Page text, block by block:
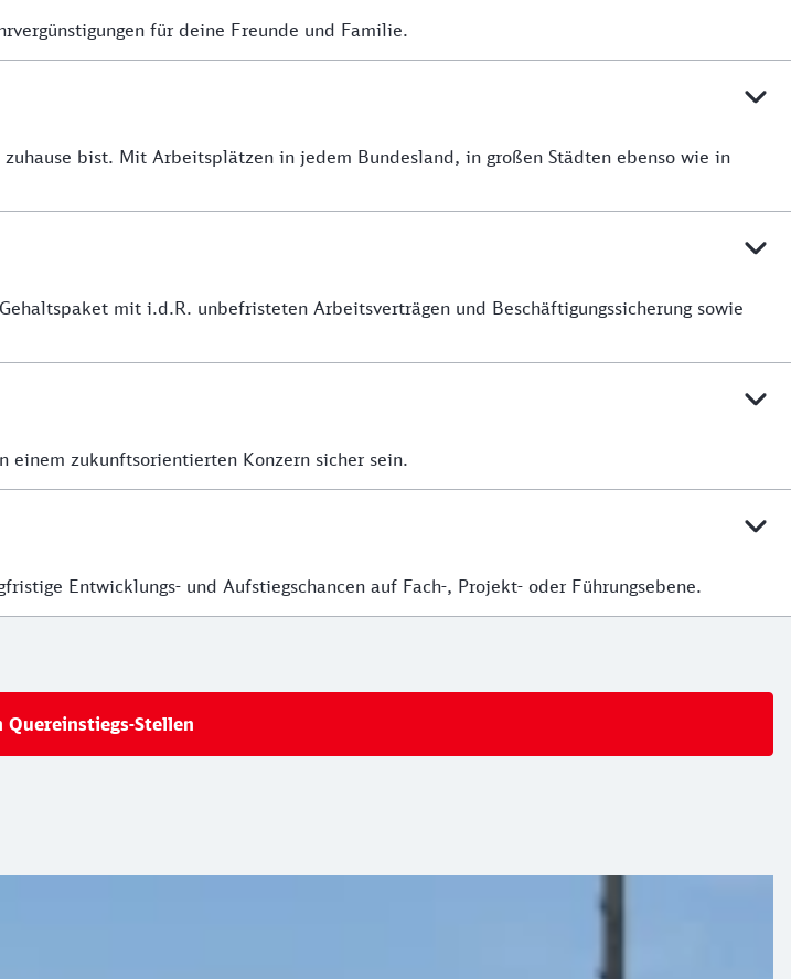
für deine Freunde und Familie.
bist. Mit Arbeitsplätzen in jedem Bundesland, in großen Städten ebenso wie in
mit i.d.R. unbefristeten Arbeitsverträgen und Beschäftigungssicherung sowie
zukunftsorientierten Konzern sicher sein.
Entwicklungs- und Aufstiegschancen auf Fach-, Projekt- oder Führungsebene.
Quereinstiegs-Stellen